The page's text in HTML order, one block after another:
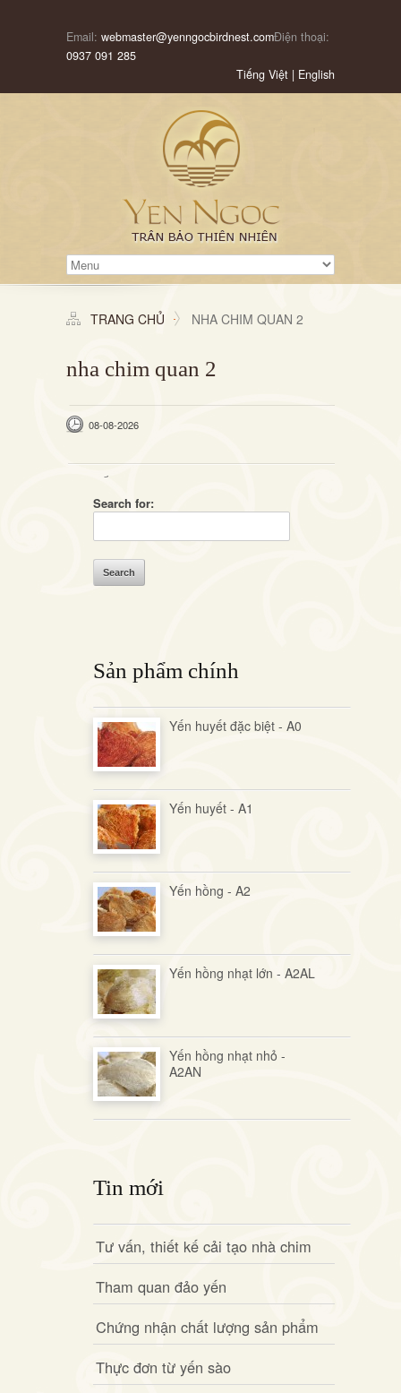
Email: webmaster@yenngocbirdnest.comĐiện thoại:
0937 091 285
Tiếng Việt | English
TRANG CHỦ NHA CHIM QUAN 2
nha chim quan 2
08-08-2026
Search for:
Sản phẩm chính
Yến huyết đặc biệt - A0
Yến huyết - A1
Yến hồng - A2
Yến hồng nhạt lớn - A2AL
Yến hồng nhạt nhỏ -
A2AN
Tin mới
Tư vấn, thiết kế cải tạo nhà chim
Tham quan đảo yến
Chứng nhận chất lượng sản phẩm
Thực đơn từ yến sào